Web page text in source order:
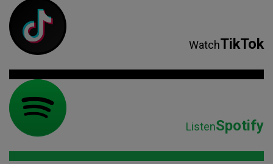
WatchTikTok
ListenSpotify